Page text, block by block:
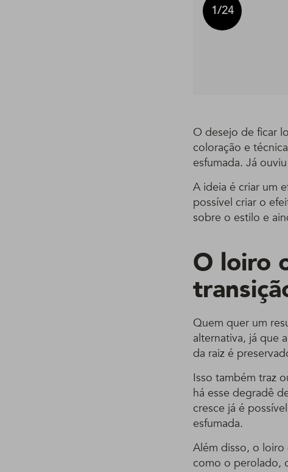
1/24
O desejo de ficar
coloração e
esfumada. Já
A ideia é criar um
possível criar o
sobre o estilo e
O loiro
Quem quer um
alternativa, já que
da raiz é
Isso também traz
há esse degradê
cresce já é
esfumada.
Além disso, o loiro
como o perolado,